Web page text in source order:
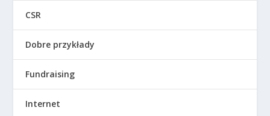
CSR
Dobre przykłady
Fundraising
Internet